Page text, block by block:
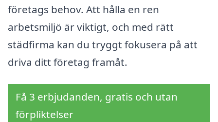
företags behov. Att hålla en ren
arbetsmiljö är viktigt, och med rätt
städfirma kan du tryggt fokusera på att
driva ditt företag framåt.
Få 3 erbjudanden, gratis och utan
förpliktelser